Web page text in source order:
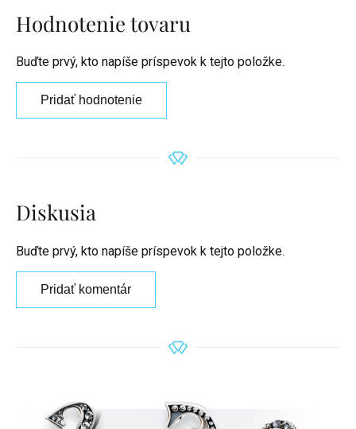
Hodnotenie tovaru
Buďte prvý, kto napíše príspevok k tejto položke.
Pridať hodnotenie
Diskusia
Buďte prvý, kto napíše príspevok k tejto položke.
Pridať komentár